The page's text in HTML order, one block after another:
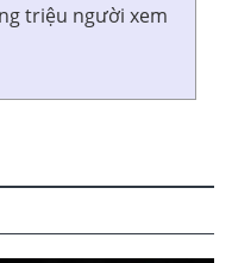
triệu người xem